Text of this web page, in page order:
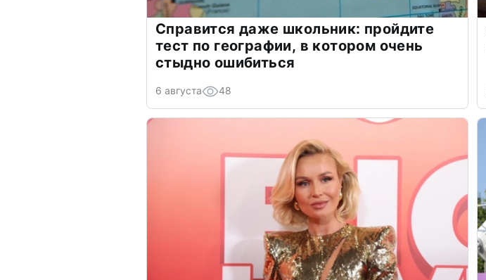
Справится даже школьник: пройдите
тест по географии, в котором очень
стыдно ошибиться
6 августа 48